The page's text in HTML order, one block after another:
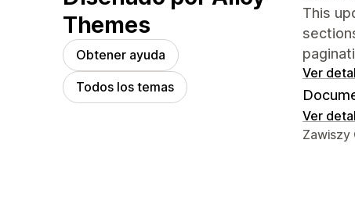
Themes
Obtener ayuda
Todos los temas
This
Ver
Ver
Detalles
Zawiszy